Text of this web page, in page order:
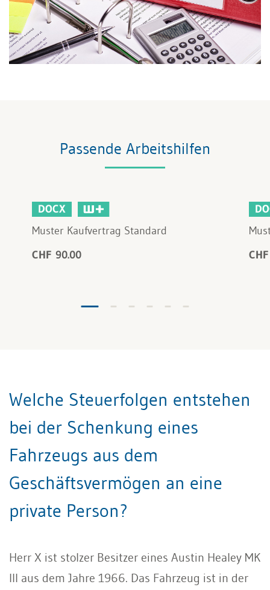
Passende Arbeitshilfen
DOCX
Muster Kaufvertrag Standard
CHF 90.00
Welche Steuerfolgen entstehen
bei der Schenkung eines
Fahrzeugs aus dem
Geschäftsvermögen an eine
private Person?
Herr X ist stolzer Besitzer eines Austin Healey MK
III aus dem Jahre 1966. Das Fahrzeug ist in der